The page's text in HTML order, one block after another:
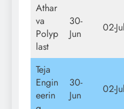
Athar
va
Polyp
last
30-
Jun
02-Jul
Teja
Engin
eerin
30-
Jun
02-Jul